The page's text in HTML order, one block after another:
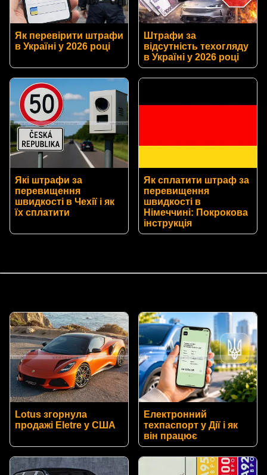
Як перевірити штрафи
в Україні у 2026 році
Штрафи за
відсутність техогляду
в Україні у 2026 році
Які штрафи за
перевищення
швидкості в Чехії і як
їх сплатити
Як сплатити штраф за
перевищення
швидкості в
Німеччині: Покрокова
інструкція
Lotus згорнула
продажі Eletre у США
Електронний
техпаспорт у Дії і як
він працює